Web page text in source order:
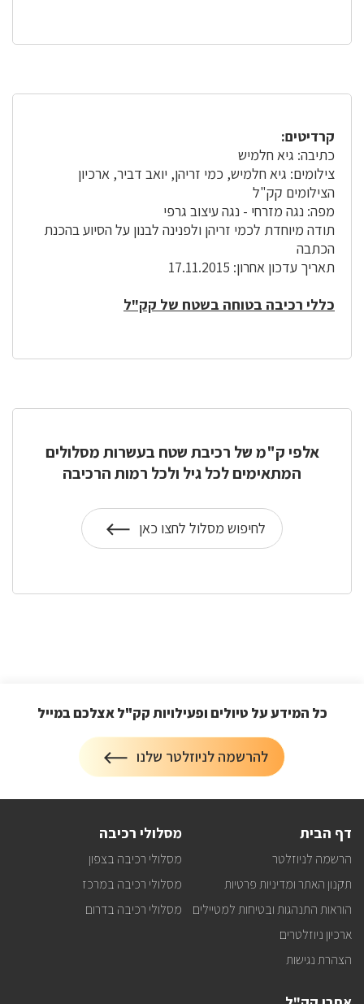
קרדיטים:
כתיבה: גיא חלמיש
צילומים: גיא חלמיש, כמי זריהן, יואב דביר, ארכיון
הצילומים קק"ל
מפה: נגה מזרחי - נגה עיצוב גרפי
תודה מיוחדת לכמי זריהן ולפנינה לבנון על הסיוע בהכנת
הכתבה
תאריך עדכון אחרון: 17.11.2015
כללי רכיבה בטוחה בשטח של קק"ל
אלפי ק"מ של רכיבת שטח בעשרות מסלולים
המתאימים לכל גיל ולכל רמות הרכיבה
לחיפוש מסלול לחצו כאן
על
חיפוש
אופניים
הרשמה
לניוזלטר
כל המידע על טיולים ופעילויות קק"ל אצלכם במייל
להרשמה לניוזלטר שלנו
על
כל
במייל
דף הבית
הרשמה לניוזלטר
תקנון האתר ומדיניות פרטיות
הוראות התנהגות ובטיחות למטיילים
ארכיון ניוזלטרים
הצהרת נגישות
מסלולי רכיבה
מסלולי רכיבה בצפון
מסלולי רכיבה במרכז
מסלולי רכיבה בדרום